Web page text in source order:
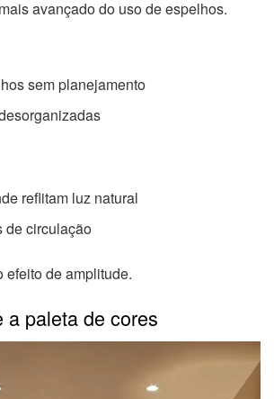
avançado do uso de espelhos.
sem planejamento
reflitam luz natural
de circulação
efeito de amplitude.
a paleta de cores